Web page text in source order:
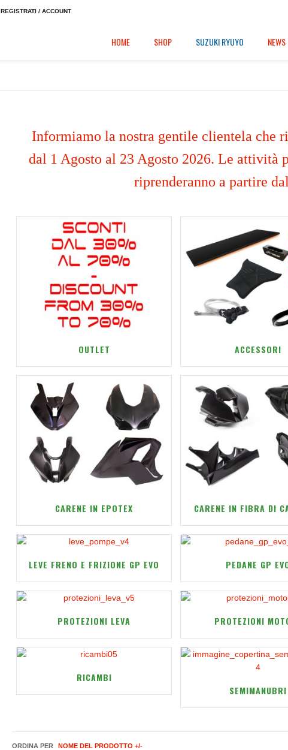
REGISTRATI / ACCOUNT
HOME SHOP SUZUKI RYUYO NEWS
Informiamo la nostra gentile clientela che
dal 1 Agosto al 23 Agosto 2026. Le attività
riprenderanno a partire
OUTLET ACCESSORI
CARENE IN EPOTEX CARENE IN FIBRA DI
LEVE FRENO E FRIZIONE GP EVO PEDANE GP
PROTEZIONI LEVA PROTEZIONI
RICAMBI
SEMIMANUBRI
ORDINA PER NOME DEL PRODOTTO +/-